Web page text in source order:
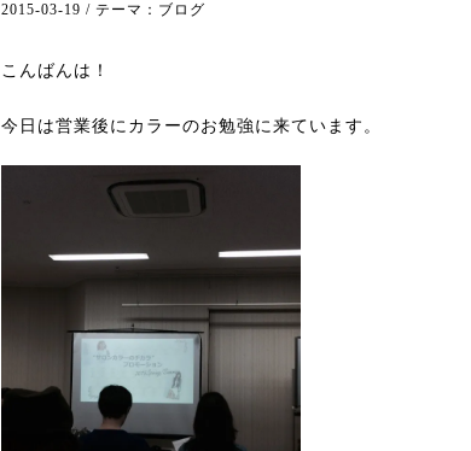
2015-03-19 / テーマ： ブログ
こんばんは！
今日は営業後にカラーのお勉強に来ています。